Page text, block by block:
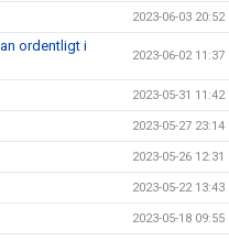
2023-06-03 20:52
ordentligt i
2023-06-02 11:37
2023-05-31 11:42
2023-05-27 23:14
2023-05-26 12:31
2023-05-22 13:43
2023-05-18 09:55